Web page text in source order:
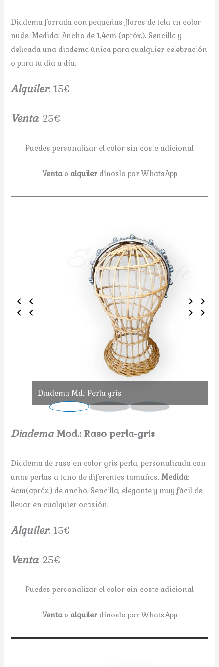
Diadema forrada con pequeñas flores de tela en color
nude. Medida: Ancho de 1,4cm (apróx.). Sencilla y
delicada una diadema única para cualquier celebración
o para tu día a día.
Alquiler: 15€
Venta: 25€
Puedes personalizar el color sin coste adicional
Venta o alquiler dínoslo por WhatsApp
Diadema Md.: Perla gris
DiademaMod.: Raso perla-gris
Diadema de raso en color gris perla, personalizada con
unas perlas a tono de diferentes tamaños.Medida:
4cm(apróx.) de ancho. Sencilla, elegante y muy fácil de
llevar en cualquier ocasión.
Alquiler: 15€
Venta: 25€
Puedes personalizar el color sin coste adicional
Venta o alquiler dínoslo por WhatsApp